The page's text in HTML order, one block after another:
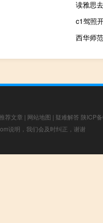
读雅思
c1驾照
西华师
荐文章 | 网站地图 | 疑难解答 陕ICP
说明，我们会及时纠正，谢谢